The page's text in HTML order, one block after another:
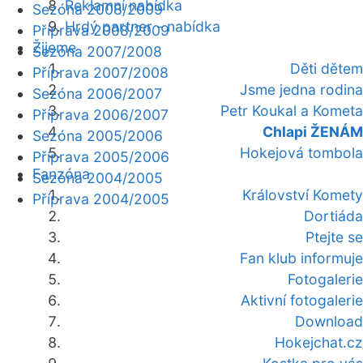
Reklamní nabídka
Hrdý partner - nabídka
Žijeme
Děti dětem
Jsme jedna rodina
Petr Koukal a Kometa
Chlapi ŽENÁM
Hokejová tombola
Fanzóna
Království Komety
Dortiáda
Ptejte se
Fan klub informuje
Fotogalerie
Aktivní fotogalerie
Download
Hokejchat.cz
Sezóna 2008/2009
Příprava 2008/2009
Sezóna 2007/2008
Příprava 2007/2008
Sezóna 2006/2007
Příprava 2006/2007
Sezóna 2005/2006
Příprava 2005/2006
Sezóna 2004/2005
Příprava 2004/2005